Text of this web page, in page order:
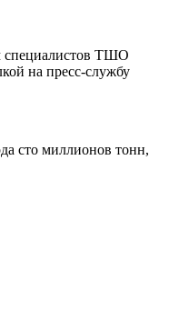
специалистов ТШО
на пресс-службу
сто миллионов тонн,